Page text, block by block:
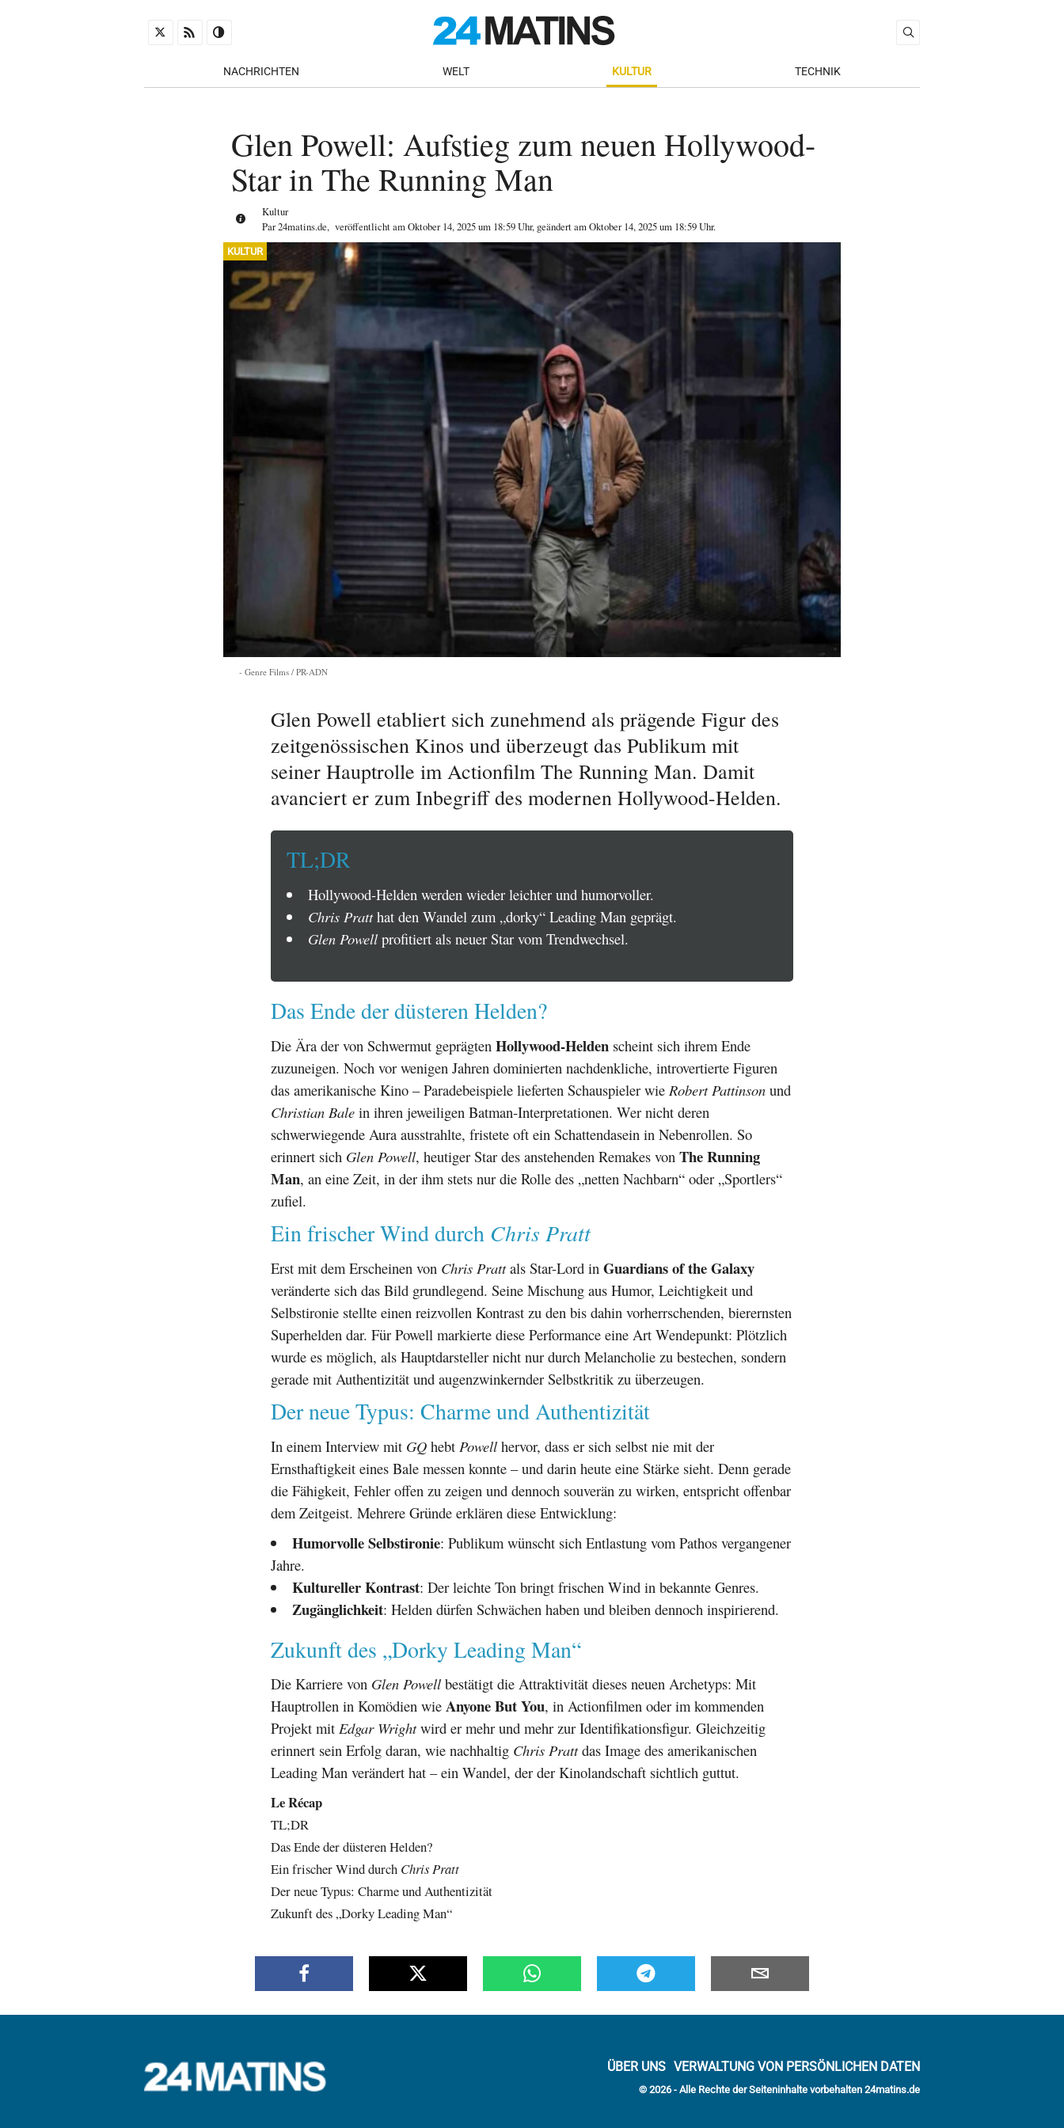
NACHRICHTEN WELT KULTUR TECHNIK
Glen Powell: Aufstieg zum neuen Hollywood-
Star in The Running Man
Kultur
Par24matins.de, veröffentlicht amOktober 14, 2025um 18:59 Uhr, geändert am Oktober 14, 2025 um 18:59 Uhr.
KULTUR
Genre Films / PR-ADN
Glen Powell etabliert sich zunehmend als prägende Figur des
zeitgenössischen Kinos und überzeugt das Publikum mit
seiner Hauptrolle im Actionfilm The Running Man. Damit
avanciert er zum Inbegriff des modernen Hollywood-Helden.
TL;DR
Hollywood-Helden werden wieder leichter und humorvoller.
Chris Pratthat den Wandel zum „dorky“ Leading Man geprägt.
Glen Powellprofitiert als neuer Star vom Trendwechsel.
Das Ende der düsteren Helden?
Die Ära der von Schwermut geprägten Hollywood-Helden scheint sich ihrem Ende
zuzuneigen. Noch vor wenigen Jahren dominierten nachdenkliche, introvertierte Figuren
das amerikanische Kino – Paradebeispiele lieferten Schauspieler wie Robert Pattinson und
Christian Bale in ihren jeweiligen Batman-Interpretationen. Wer nicht deren
schwerwiegende Aura ausstrahlte, fristete oft ein Schattendasein in Nebenrollen. So
erinnert sich Glen Powell, heutiger Star des anstehenden Remakes von The Running
Man, an eine Zeit, in der ihm stets nur die Rolle des „netten Nachbarn“ oder „Sportlers“
zufiel.
Ein frischer Wind durch Chris Pratt
Erst mit dem Erscheinen von Chris Prattals Star-Lord in Guardians of the Galaxy
veränderte sich das Bild grundlegend. Seine Mischung aus Humor, Leichtigkeit und
Selbstironie stellte einen reizvollen Kontrast zu den bis dahin vorherrschenden, bierernsten
Superhelden dar. Für Powell markierte diese Performance eine Art Wendepunkt: Plötzlich
wurde es möglich, als Hauptdarsteller nicht nur durch Melancholie zu bestechen, sondern
gerade mit Authentizität und augenzwinkernder Selbstkritik zu überzeugen.
Der neue Typus: Charme und Authentizität
In einem Interview mit GQ hebt Powell hervor, dass er sich selbst nie mit der
Ernsthaftigkeit eines Bale messen konnte – und darin heute eine Stärke sieht. Denn gerade
die Fähigkeit, Fehler offen zu zeigen und dennoch souverän zu wirken, entspricht offenbar
dem Zeitgeist. Mehrere Gründe erklären diese Entwicklung:
Humorvolle Selbstironie: Publikum wünscht sich Entlastung vom Pathos vergangener
Jahre.
Kultureller Kontrast: Der leichte Ton bringt frischen Wind in bekannte Genres.
Zugänglichkeit: Helden dürfen Schwächen haben und bleiben dennoch inspirierend.
Zukunft des „Dorky Leading Man“
Die Karriere von Glen Powell bestätigt die Attraktivität dieses neuen Archetyps: Mit
Hauptrollen in Komödien wie Anyone But You, in Actionfilmen oder im kommenden
Projekt mit Edgar Wrightwird er mehr und mehr zur Identifikationsfigur. Gleichzeitig
erinnert sein Erfolg daran, wie nachhaltig Chris Prattdas Image des amerikanischen
Leading Man verändert hat – ein Wandel, der der Kinolandschaft sichtlich guttut.
Le Récap
TL;DR
Das Ende der düsteren Helden?
Ein frischer Wind durch Chris Pratt
Der neue Typus: Charme und Authentizität
Zukunft des „Dorky Leading Man“
ÜBER UNS VERWALTUNG VON PERSÖNLICHEN DATEN
© 2026 - Alle Rechte der Seiteninhalte vorbehalten 24matins.de